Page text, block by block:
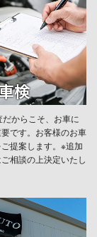
からこそ、お車に
です。お客様のお車
提案します。※追加
相談の上決定いたし